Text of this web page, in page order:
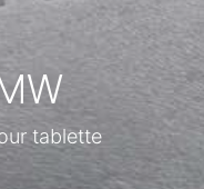
tablette